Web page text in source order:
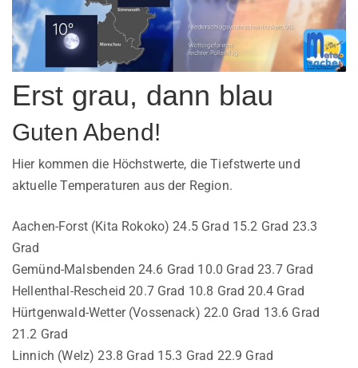
Erst grau, dann blau
Guten Abend!
Hier kommen die Höchstwerte, die Tiefstwerte und
aktuelle Temperaturen aus der Region.
Aachen-Forst (Kita Rokoko) 24.5 Grad 15.2 Grad 23.3
Grad
Gemünd-Malsbenden 24.6 Grad 10.0 Grad 23.7 Grad
Hellenthal-Rescheid 20.7 Grad 10.8 Grad 20.4 Grad
Hürtgenwald-Wetter (Vossenack) 22.0 Grad 13.6 Grad
21.2 Grad
Linnich (Welz) 23.8 Grad 15.3 Grad 22.9 Grad